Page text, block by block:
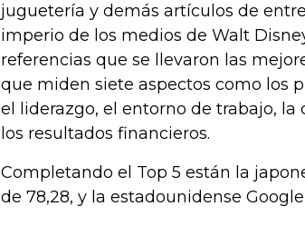
juguetería y demás artículos de
imperio de los medios de Walt
referencias que se llevaron las
que miden siete aspectos como los
el liderazgo, el entorno de trabajo,
los resultados financieros.
Completando el Top 5 están la
de 78,28, y la estadounidense